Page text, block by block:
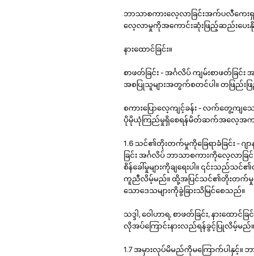
ဘာသာစကားလေ့လာခြင်းအက်ပလီကေး
လေ့လာမှုကိုအကောင်းဆုံးဖြည့်ဆည်းပေးနို
နားထောင်ခြင်း။
စာဖတ်ခြင်း - အင်္ဂလိပ် ကျမ်းစာဖတ်ခြင်း
အစပြုသူများအတွက်စတင်ပါ။ တဖြည်းဖြ
စကားပြောလေ့ကျင့်ခန်း - လက်တွေ့ကျ
ပိုမိုယုံကြည်မှုရှိစေရန်မိတ်ဆက်အလေ့အကျင့်များ
1.6 သင်၏တိုးတက်မှုကိုခြေရာခံခြင်း -
ခြင်း အင်္ဂလိပ် ဘာသာစကားကိုလေ့လာ
စိန်ခေါ်မှုများကိုချရေးပါ။ ၎င်းသည်
ကူညီလိမ့်မည်။ ထို့အပြင်သင်၏တိုးတက်မှုကို
သောဒေသများကိုခွဲခြားသိမြင်စေသည်။
သဒ္ဒါ, ဝေါဟာရ, စာဖတ်ခြင်း, နားထ
လိုအပ်ကြောင်းနားလည်ရန်ခွင့်ပြုလိမ့်မည်။
1.7 အမှားလုပ်မိမည်ကိုမကြောက်ပါနှင့်။